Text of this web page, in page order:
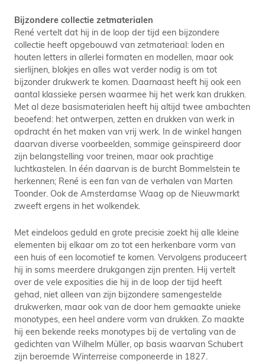
Bijzondere collectie zetmaterialen
René vertelt dat hij in de loop der tijd een bijzondere
collectie heeft opgebouwd van zetmateriaal: loden en
houten letters in allerlei formaten en modellen, maar ook
sierlijnen, blokjes en alles wat verder nodig is om tot
bijzonder drukwerk te komen. Daarnaast heeft hij ook een
aantal klassieke persen waarmee hij het werk kan drukken.
Met al deze basismaterialen heeft hij altijd twee ambachten
beoefend: het ontwerpen, zetten en drukken van werk in
opdracht én het maken van vrij werk. In de winkel hangen
daarvan diverse voorbeelden, sommige geïnspireerd door
zijn belangstelling voor treinen, maar ook prachtige
luchtkastelen. In één daarvan is de burcht Bommelstein te
herkennen; René is een fan van de verhalen van Marten
Toonder. Ook de Amsterdamse Waag op de Nieuwmarkt
zweeft ergens in het wolkendek.
Met eindeloos geduld en grote precisie zoekt hij alle kleine
elementen bij elkaar om zo tot een herkenbare vorm van
een huis of een locomotief te komen. Vervolgens produceert
hij in soms meerdere drukgangen zijn prenten. Hij vertelt
over de vele exposities die hij in de loop der tijd heeft
gehad, niet alleen van zijn bijzondere samengestelde
drukwerken, maar ook van de door hem gemaakte unieke
monotypes, een heel andere vorm van drukken. Zo maakte
hij een bekende reeks monotypes bij de vertaling van de
gedichten van Wilhelm Müller, op basis waarvan Schubert
zijn beroemde Winterreise componeerde in 1827.